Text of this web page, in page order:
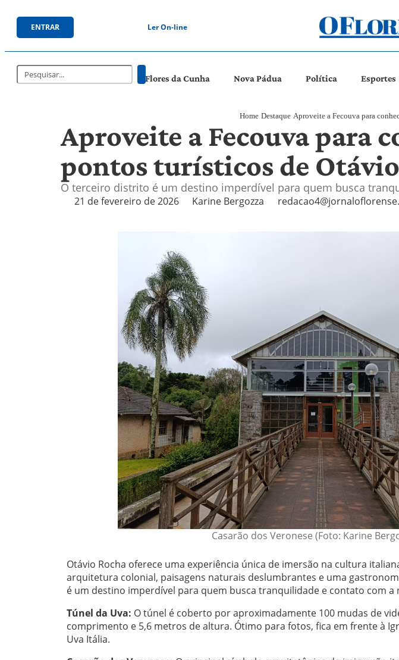
ENTRAR Ler On-line
Flores da Cunha Nova Pádua Política Esportes
Home Destaque Aproveite a Fecouva para
Aproveite a Fecouva para
pontos turísticos de
O terceiro distrito é um destino imperdível para quem busca
21 de fevereiro de 2026 Karine Bergozza
Casarão dos Veronese (Foto: Karine
Otávio Rocha oferece uma experiência única de imersão na cultura
arquitetura colonial, paisagens naturais deslumbrantes e uma
é um destino imperdível para quem busca tranquilidade e contato com a
Túnel da Uva: O túnel é coberto por aproximadamente 100 mudas de
comprimento e 5,6 metros de altura. Ótimo para fotos, fica em frente à
Uva Itália.